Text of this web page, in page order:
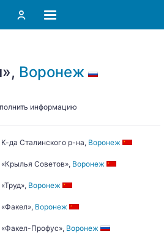
Воронеж
информацию
К-да Сталинского р-на, Воронеж
«Крылья Советов», Воронеж
«Труд», Воронеж
«Факел», Воронеж
«Факел-Профус», Воронеж